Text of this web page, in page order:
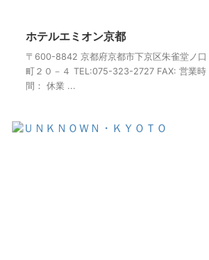
ホテルエミオン京都
〒600-8842 京都府京都市下京区朱雀堂ノ口
町２０－４ TEL:075-323-2727 FAX: 営業時
間： 休業 ...